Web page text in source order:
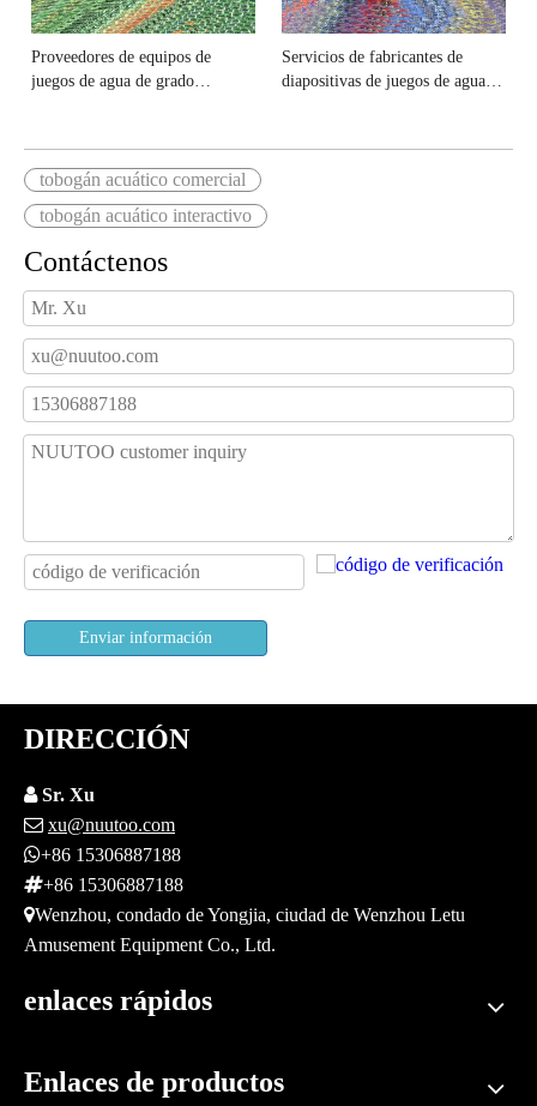
Proveedores de equipos de
juegos de agua de grado
Servicios de fabricantes de
diapositivas de juegos de agua
tobogán acuático comercial
tobogán acuático interactivo
Contáctenos
Enviar información
DIRECCIÓN
 Sr. Xu
 xu@nuutoo.com
+86 15306887188
+86 15306887188
Wenzhou, condado de Yongjia, ciudad de Wenzhou Letu
Amusement Equipment Co., Ltd.
enlaces rápidos
Enlaces de productos